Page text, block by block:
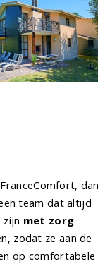
dan
team dat altijd
met zorg
zodat ze aan de
op comfortabele